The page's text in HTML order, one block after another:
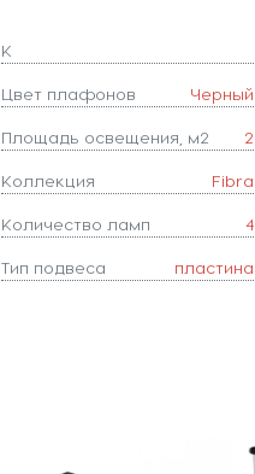
K
Цвет плафонов Черный
Площадь освещения, м2 2
Коллекция Fibra
Количество ламп 4
Тип подвеса пластина